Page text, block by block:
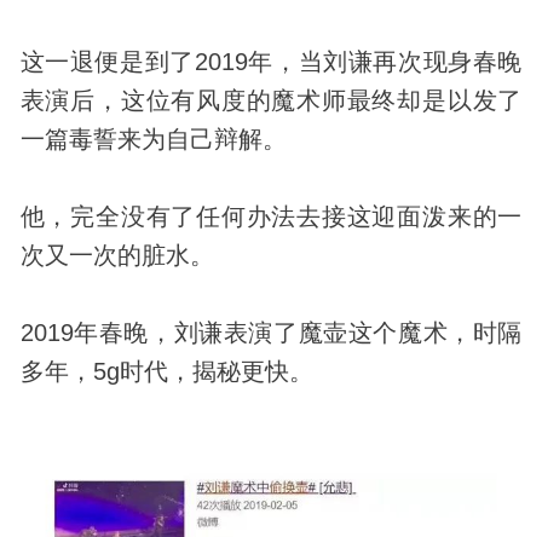
这一退便是到了2019年，当刘谦再次现身春晚
表演后，这位有风度的魔术师最终却是以发了
一篇毒誓来为自己辩解。
他，完全没有了任何办法去接这迎面泼来的一
次又一次的脏水。
2019年春晚，刘谦表演了魔壶这个魔术，时隔
多年，5g时代，揭秘更快。